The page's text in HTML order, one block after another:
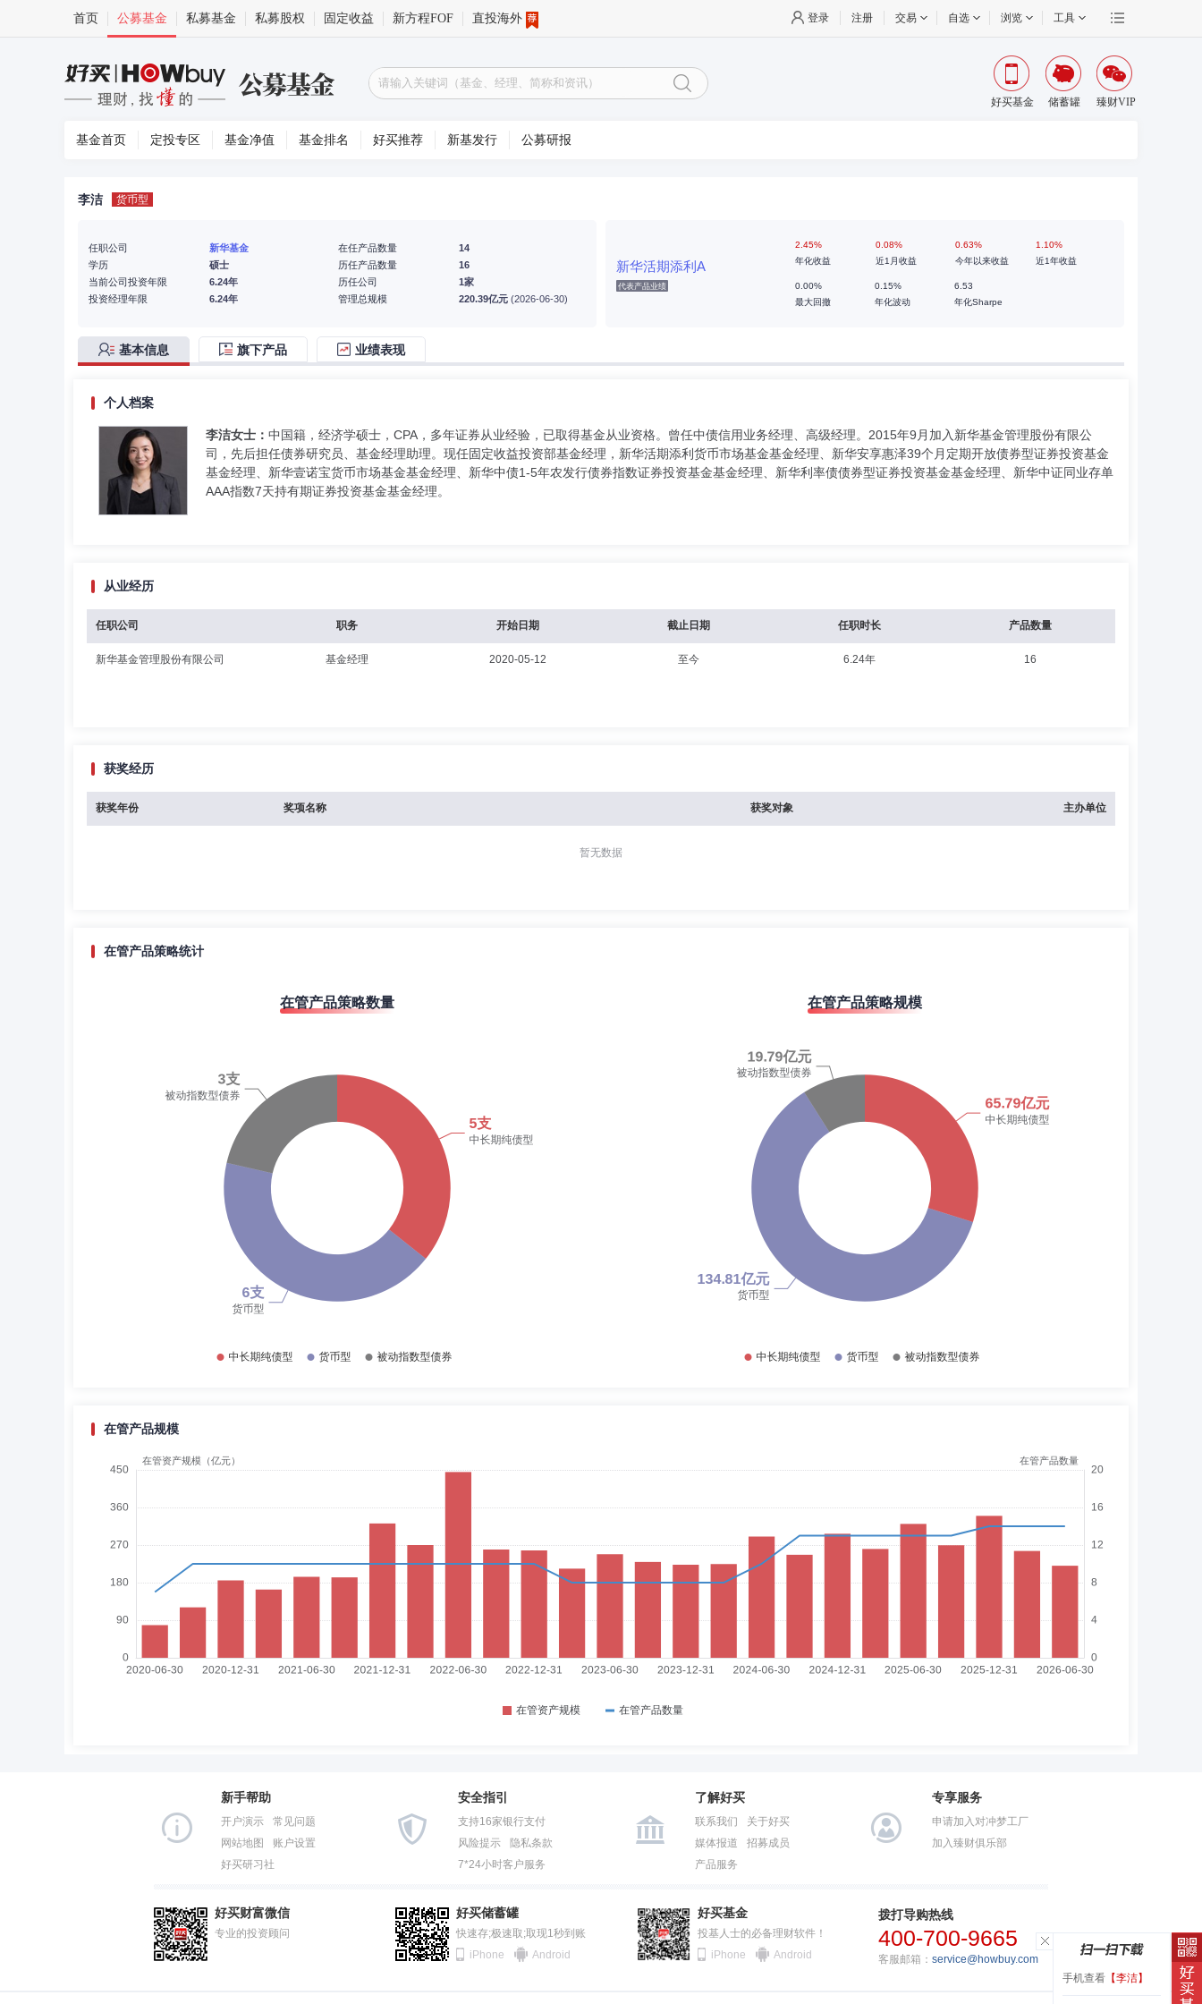
首页 公募基金 私募基金 私募股权 固定收益 新方程FOF 直投海外 登录 注册 交易 自选 浏览 工具
好买基金 储蓄罐 臻财VIP
基金首页 定投专区 基金净值 基金排名 好买推荐 新基发行 公募研报
李洁 货币型
任职公司
新华基金
学历
硕士
当前公司投资年限
6.24年
投资经理年限
6.24年
在任产品数量
14
历任产品数量
16
历任公司
1家
管理总规模
220.39亿元 (2026-06-30)
新华活期添利A
代表产品业绩
2.45%
年化收益
0.08%
近1月收益
0.63%
今年以来收益
1.10%
近1年收益
0.00%
最大回撤
0.15%
年化波动
6.53
年化Sharpe
基本信息 旗下产品 业绩表现
个人档案
李洁女士： 中国籍，经济学硕士，CPA，多年证券从业经验，已取得基金从业资格。曾任中债信用业务经理、高级经理。2015年9月加入新华基金管理股份有限公
司，先后担任债券研究员、基金经理助理。现任固定收益投资部基金经理，新华活期添利货币市场基金基金经理、新华安享惠泽39个月定期开放债券型证券投资基金
基金经理、新华壹诺宝货币市场基金基金经理、新华中债1-5年农发行债券指数证券投资基金基金经理、新华利率债债券型证券投资基金基金经理、新华中证同业存单
AAA指数7天持有期证券投资基金基金经理。
从业经历
任职公司 职务 开始日期 截止日期 任职时长 产品数量
新华基金管理股份有限公司 基金经理 2020-05-12 至今 6.24年 16
获奖经历
获奖年份 奖项名称 获奖对象 主办单位
暂无数据
在管产品策略统计
在管产品策略数量 在管产品策略规模
在管产品规模
手机查看 【李洁】
新手帮助
开户演示
常见问题
网站地图
账户设置
好买研习社
安全指引
支持16家银行支付
风险提示
隐私条款
7*24小时客户服务
了解好买
联系我们
关于好买
媒体报道
招募成员
产品服务
专享服务
申请加入对冲梦工厂
加入臻财俱乐部
好买财富微信
专业的投资顾问
好买储蓄罐
快速存;极速取;取现1秒到账
iPhone
Android
好买基金
投基人士的必备理财软件！
iPhone
Android
拨打导购热线
400-700-9665
客服邮箱： service@howbuy.com